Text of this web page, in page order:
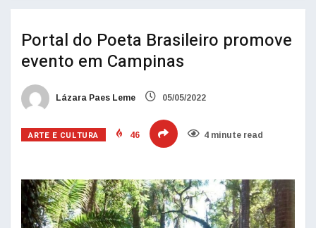
Portal do Poeta Brasileiro promove
evento em Campinas
Lázara Paes Leme 05/05/2022
ARTE E CULTURA 46 4 minute read